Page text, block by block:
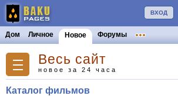
ВХОД
Дом Личное Новое Форумы
Весь сайт
новое за 24 часа
Каталог фильмов